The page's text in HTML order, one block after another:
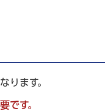
ります。
です。